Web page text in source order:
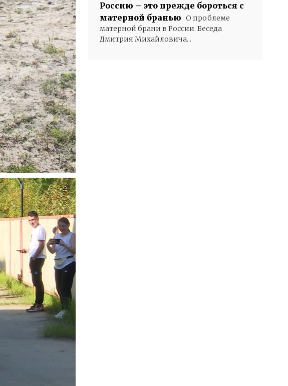
Россию – это прежде бороться с
матерной бранью О проблеме
матерной брани в России. Беседа
Дмитрия Михайловича...